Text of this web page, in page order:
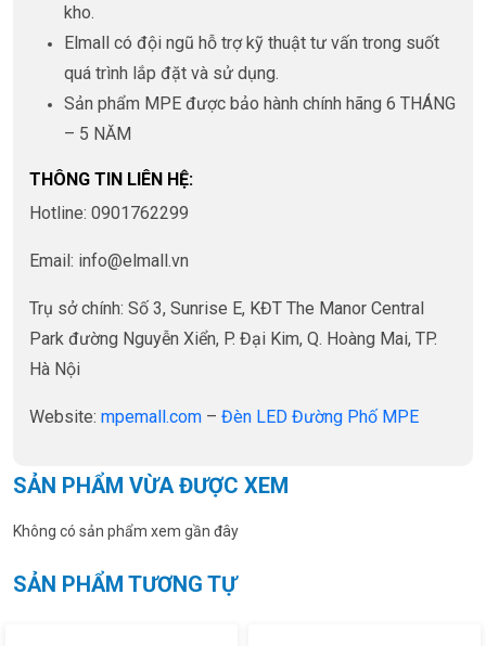
kho.
Elmall có đội ngũ hỗ trợ kỹ thuật tư vấn trong suốt
quá trình lắp đặt và sử dụng.
Sản phẩm MPE được bảo hành chính hãng 6 THÁNG
– 5 NĂM
THÔNG TIN LIÊN HỆ:
Hotline: 0901762299
Email: info@elmall.vn
Trụ sở chính: Số 3, Sunrise E, KĐT The Manor Central
Park đường Nguyễn Xiển, P. Đại Kim, Q. Hoàng Mai, TP.
Hà Nội
Website: mpemall.com – Đèn LED Đường Phố MPE
SẢN PHẨM VỪA ĐƯỢC XEM
Không có sản phẩm xem gần đây
SẢN PHẨM TƯƠNG TỰ